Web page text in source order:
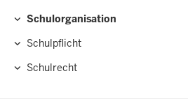
Schulorganisation
Schulpflicht
Schulrecht